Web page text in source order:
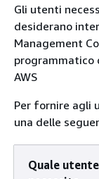
Gli utenti
desiderano
Management
programmatico
AWS
Per fornire agli
una delle
Quale utente